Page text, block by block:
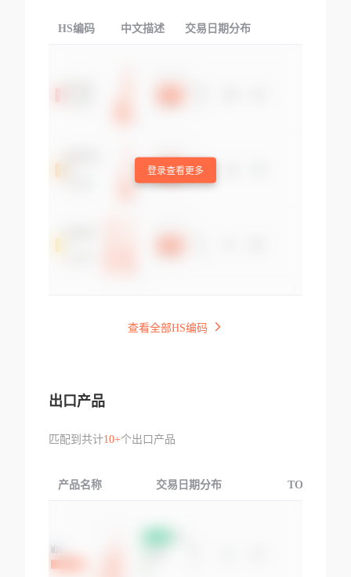
HS编码 中文描述 交易日期分布
登录查看更多
查看全部HS编码
出口产品
匹配到共计10+个出口产品
产品名称 交易日期分布 TOP3交易国